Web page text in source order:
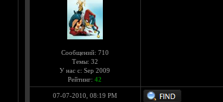
Сообщений: 710
Темы: 32
У нас с: Sep 2009
Рейтинг: 42
07-07-2010, 08:19 PM